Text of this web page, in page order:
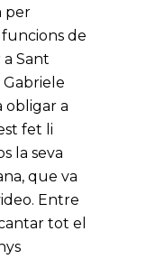
per
de
Sant
obligar a
fet li
la seva
que va
Entre
tot el